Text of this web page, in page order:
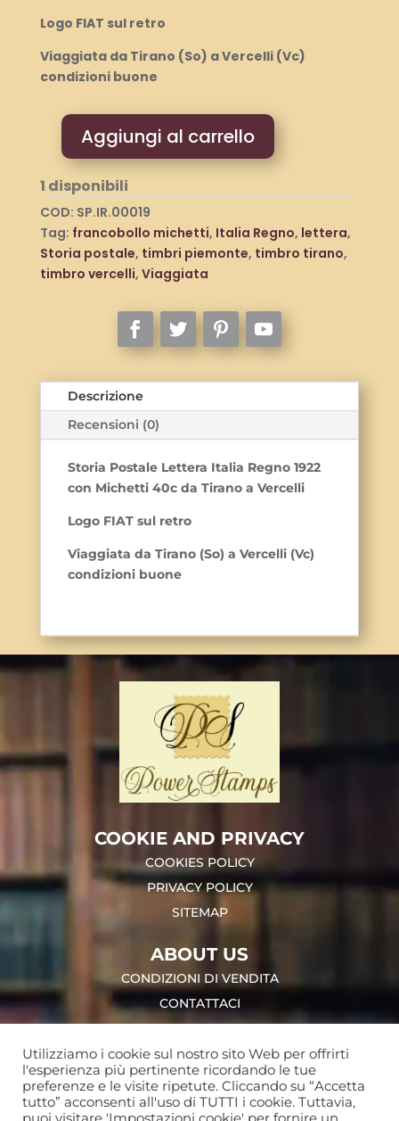
Logo FIAT sul retro
Viaggiata da Tirano (So) a Vercelli (Vc)
condizioni buone
Postale
Lettera
Italia
Regno
1922
con
Vercelli
quantità
Aggiungi al carrello
1 disponibili
COD: SP.IR.00019
Tag: francobollo michetti, Italia Regno, lettera,
Storia postale, timbri piemonte, timbro tirano,
timbro vercelli, Viaggiata
Descrizione
Recensioni (0)
Storia Postale Lettera Italia Regno 1922
con Michetti 40c da Tirano a Vercelli
Logo FIAT sul retro
Viaggiata da Tirano (So) a Vercelli (Vc)
condizioni buone
COOKIE AND PRIVACY
COOKIES POLICY
PRIVACY POLICY
SITEMAP
ABOUT US
CONDIZIONI DI VENDITA
CONTATTACI
ACCOUNT
LOGIN
I MIEI ORDINI
Utilizziamo i cookie sul nostro sito Web per offrirti
l'esperienza più pertinente ricordando le tue
preferenze e le visite ripetute. Cliccando su “Accetta
tutto” acconsenti all'uso di TUTTI i cookie. Tuttavia,